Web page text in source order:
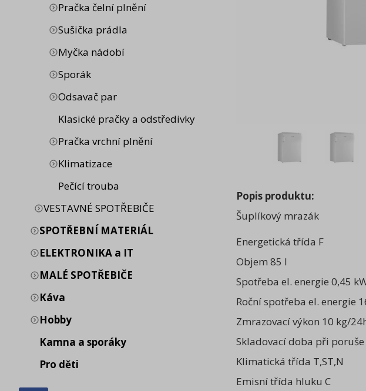
Pračka čelní plnění
Sušička prádla
Myčka nádobí
Sporák
Odsavač par
Klasické pračky a odstředivky
Pračka vrchní plnění
Klimatizace
Pečící trouba
VESTAVNÉ SPOTŘEBIČE
SPOTŘEBNÍ MATERIÁL
ELEKTRONIKA a IT
MALÉ SPOTŘEBIČE
Káva
Hobby
Kamna a sporáky
Pro děti
Popis produktu:
Šuplíkový mrazák
Energetická třída F
Objem 85 l
Spotřeba el. energie 0,45
Roční spotřeba el. energie
Zmrazovací výkon 10 kg/
Skladovací doba při poruše
Klimatická třída T,ST,N
Emisní třída hluku C